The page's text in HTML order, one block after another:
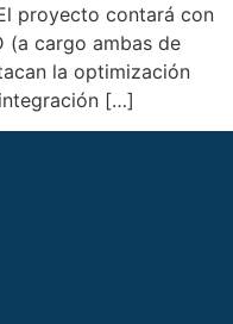
proyecto contará con
(a cargo ambas de
la optimización
[…]